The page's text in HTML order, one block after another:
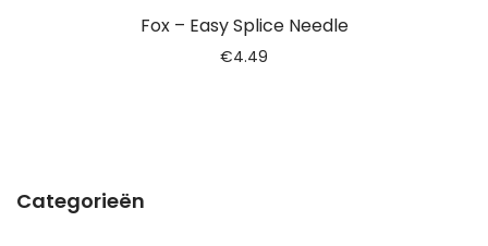
Fox – Easy Splice Needle
€4.49
Categorieën